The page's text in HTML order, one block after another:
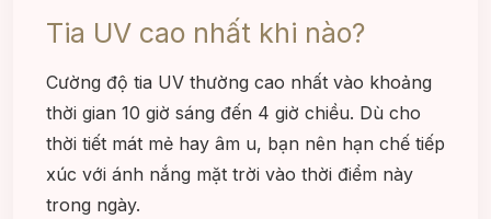
Tia UV cao nhất khi nào?
Cường độ tia UV thường cao nhất vào khoảng
thời gian 10 giờ sáng đến 4 giờ chiều. Dù cho
thời tiết mát mẻ hay âm u, bạn nên hạn chế tiếp
xúc với ánh nắng mặt trời vào thời điểm này
trong ngày.